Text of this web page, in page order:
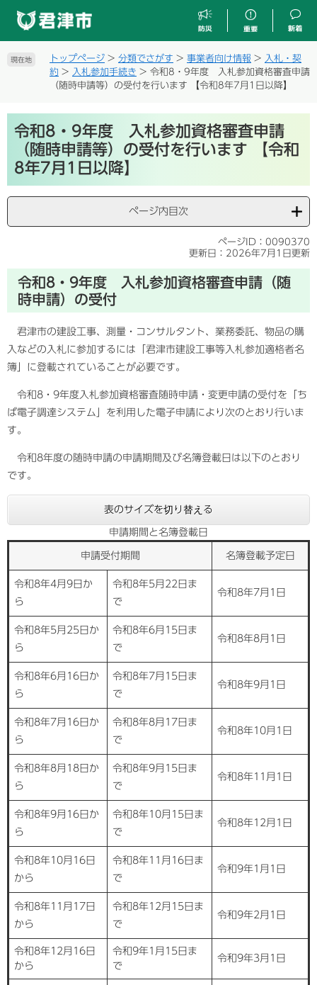
す
し
現在地 トップページ > 分類でさがす > 事業者向け情報 > 入札・契
約 > 入札参加手続き > 令和8・9年度 入札参加資格審査申請
（随時申請等）の受付を行います 【令和8年7月1日以降】
文令和8・9年度 入札参加資格審査申請
（随時申請等）の受付を行います 【令和
8年7月1日以降】
ページ内目次
ページID：0090370
更新日：2026年7月1日更新
令和8・9年度 入札参加資格審査申請（随
時申請）の受付
君津市の建設工事、測量・コンサルタント、業務委託、物品の購
入などの入札に参加するには「君津市建設工事等入札参加適格者名
簿」に登載されていることが必要です。
令和8・9年度入札参加資格審査随時申請・変更申請の受付を「ち
ば電子調達システム」を利用した電子申請により次のとおり行いま
す。
令和8年度の随時申請の申請期間及び名簿登載日は以下のとおり
です。
表のサイズを切り替える
申請期間と名簿登載日
申請受付期間 名簿登載予定日
令和8年4月9日か
ら
令和8年5月22日ま
で
令和8年7月1日
令和8年5月25日か
ら
令和8年6月15日ま
で
令和8年8月1日
令和8年6月16日か
ら
令和8年7月15日ま
で
令和8年9月1日
令和8年7月16日か
ら
令和8年8月17日ま
で
令和8年10月1日
令和8年8月18日か
ら
令和8年9月15日ま
で
令和8年11月1日
令和8年9月16日か
ら
令和8年10月15日ま
で
令和8年12月1日
令和8年10月16日
から
令和8年11月16日ま
で
令和9年1月1日
令和8年11月17日
から
令和8年12月15日ま
で
令和9年2月1日
令和8年12月16日
から
令和9年1月15日ま
で
令和9年3月1日